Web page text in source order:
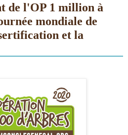
de l'OP 1 million à
mondiale de
et la